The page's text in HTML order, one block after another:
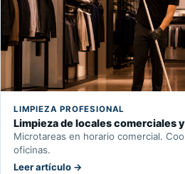
LIMPIEZA PROFESIONAL
Limpieza de locales comerciales
Microtareas en horario comercial.
oficinas.
Leer artículo →